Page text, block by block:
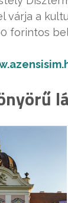
várja a
forintos